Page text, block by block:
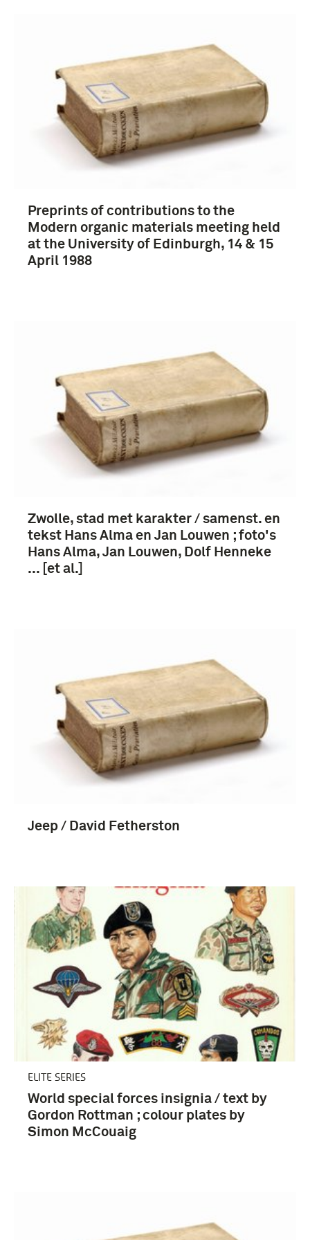
Verenigde Staten van Amerika (423)
Verenigd Koninkrijk (165)
Europa (127)
Preprints of contributions to the
Modern organic materials meeting held
at the University of Edinburgh, 14 & 15
April 1988
Zwolle, stad met karakter / samenst. en
tekst Hans Alma en Jan Louwen ; foto's
Hans Alma, Jan Louwen, Dolf Henneke
... [et al.]
Jeep / David Fetherston
ELITE SERIES
World special forces insignia / text by
Gordon Rottman ; colour plates by
Simon McCouaig